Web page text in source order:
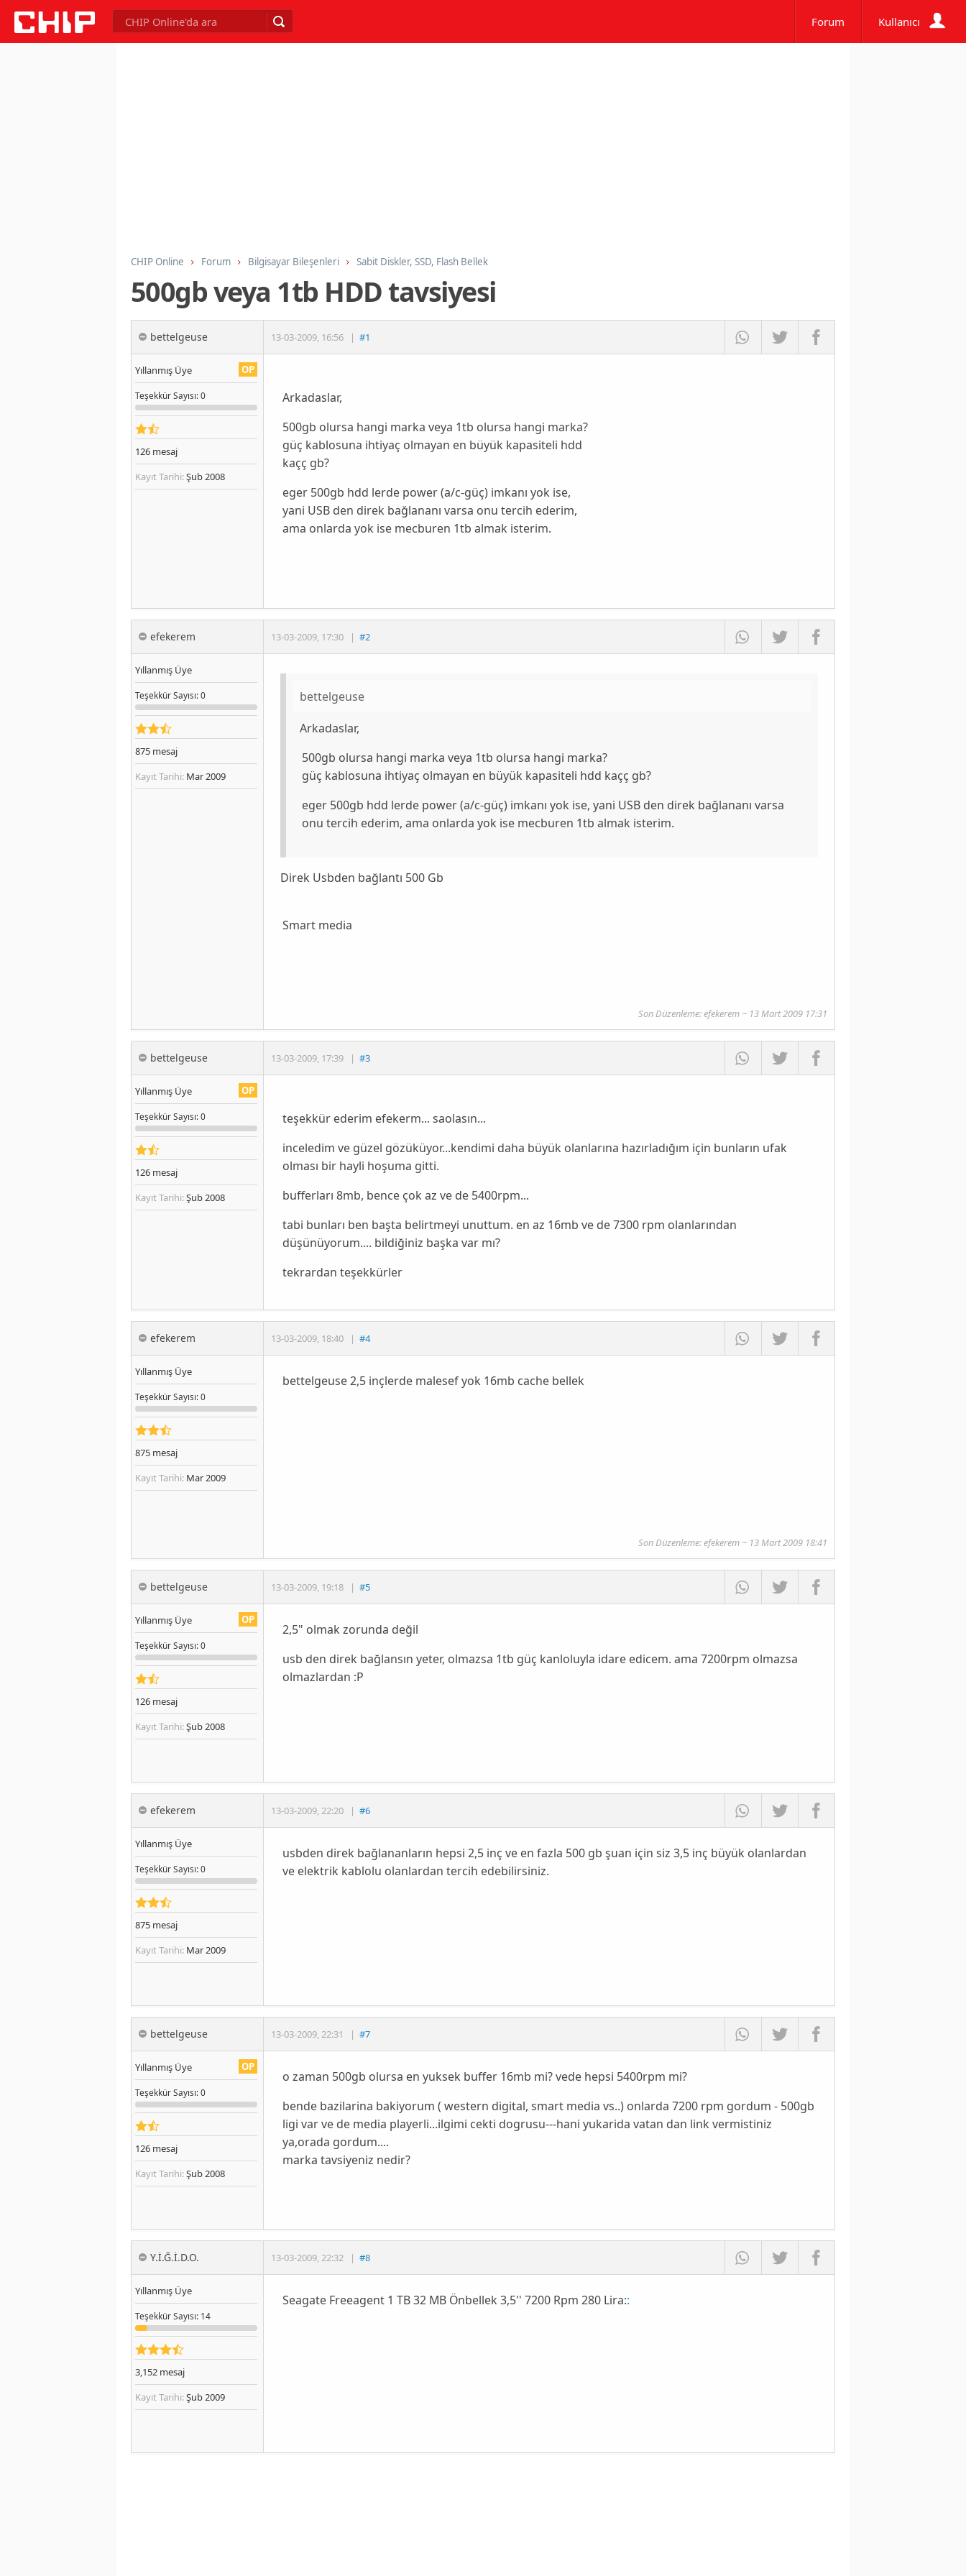
Forum Kullanıcı
CHIP Online Forum Bilgisayar Bileşenleri Sabit Diskler, SSD, Flash Bellek
500gb veya 1tb HDD tavsiyesi
bettelgeuse 13-03-2009, 16:56 | #1
OP
Yıllanmış Üye
TeşekkürSayısı: 0
126 mesaj
Kayıt Tarihi:Şub 2008
Arkadaslar,
500gb olursa hangi marka veya 1tb olursa hangi marka?
güç kablosuna ihtiyaç olmayan en büyük kapasiteli hdd
kaçç gb?
eger 500gb hdd lerde power (a/c-güç) imkanı yok ise,
yani USB den direk bağlananı varsa onu tercih ederim,
ama onlarda yok ise mecburen 1tb almak isterim.
efekerem 13-03-2009, 17:30 | #2
Yıllanmış Üye
TeşekkürSayısı: 0
875 mesaj
Kayıt Tarihi: Mar 2009
bettelgeuse
Arkadaslar,
500gb olursa hangi marka veya 1tb olursa hangi marka?
güç kablosuna ihtiyaç olmayan en büyük kapasiteli hdd kaçç gb?
eger 500gb hdd lerde power (a/c-güç) imkanı yok ise, yani USB den direk bağlananı varsa
onu tercih ederim, ama onlarda yok ise mecburen 1tb almak isterim.
Direk Usbden bağlantı 500 Gb
Smart media
Son Düzenleme: efekerem ~ 13 Mart 2009 17:31
bettelgeuse 13-03-2009, 17:39 | #3
OP
Yıllanmış Üye
TeşekkürSayısı: 0
126 mesaj
Kayıt Tarihi:Şub 2008
teşekkür ederim efekerm... saolasın...
inceledim ve güzel gözüküyor...kendimi daha büyük olanlarına hazırladığım için bunların ufak
olması bir hayli hoşuma gitti.
bufferları 8mb, bence çok az ve de 5400rpm...
tabi bunları ben başta belirtmeyi unuttum. en az 16mb ve de 7300 rpm olanlarından
düşünüyorum.... bildiğiniz başka var mı?
tekrardan teşekkürler
efekerem 13-03-2009, 18:40 | #4
Yıllanmış Üye
TeşekkürSayısı: 0
875 mesaj
Kayıt Tarihi: Mar 2009
bettelgeuse 2,5 inçlerde malesef yok 16mb cache bellek
Son Düzenleme: efekerem ~ 13 Mart 2009 18:41
bettelgeuse 13-03-2009, 19:18 | #5
OP
Yıllanmış Üye
TeşekkürSayısı: 0
126 mesaj
Kayıt Tarihi:Şub 2008
2,5" olmak zorunda değil
usb den direk bağlansın yeter, olmazsa 1tb güç kanloluyla idare edicem. ama 7200rpm olmazsa
olmazlardan :P
efekerem 13-03-2009,22:20 | #6
Yıllanmış Üye
TeşekkürSayısı: 0
875 mesaj
Kayıt Tarihi: Mar 2009
usbden direk bağlananların hepsi 2,5 inç ve en fazla 500 gb şuan için siz 3,5 inç büyük olanlardan
ve elektrik kablolu olanlardan tercih edebilirsiniz.
bettelgeuse 13-03-2009,22:31 | #7
OP
Yıllanmış Üye
TeşekkürSayısı: 0
126 mesaj
Kayıt Tarihi:Şub 2008
o zaman 500gb olursa en yuksek buffer 16mb mi? vede hepsi 5400rpm mi?
bende bazilarina bakiyorum ( western digital, smart media vs..) onlarda 7200 rpm gordum - 500gb
ligi var ve de media playerli...ilgimi cekti dogrusu---hani yukarida vatan dan link vermistiniz
ya,orada gordum....
marka tavsiyeniz nedir?
Y.İ.Ğ.İ.D.O. 13-03-2009,22:32 | #8
Yıllanmış Üye
TeşekkürSayısı: 14
3,152 mesaj
Kayıt Tarihi:Şub 2009
Seagate Freeagent 1 TB 32 MB Önbellek 3,5'' 7200 Rpm 280 Lira::